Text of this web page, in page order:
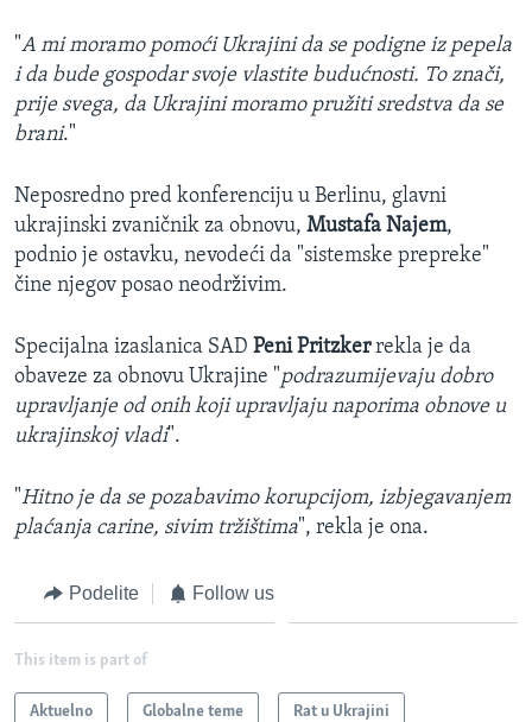
"A mi moramo pomoći Ukrajini da se podigne iz pepela
i da bude gospodar svoje vlastite budućnosti. To znači,
prije svega, da Ukrajini moramo pružiti sredstva da se
brani."
Neposredno pred konferenciju u Berlinu, glavni
ukrajinski zvaničnik za obnovu, Mustafa Najem,
podnio je ostavku, nevodeći da "sistemske prepreke"
čine njegov posao neodrživim.
Specijalna izaslanica SAD Peni Pritzkerrekla je da
obaveze za obnovu Ukrajine "podrazumijevaju dobro
upravljanje od onih koji upravljaju naporima obnove u
ukrajinskoj vladi".
"Hitno je da se pozabavimo korupcijom, izbjegavanjem
plaćanja carine, sivim tržištima", rekla je ona.
Podelite Follow us
This item is part of
Aktuelno Globalne teme Rat u Ukrajini